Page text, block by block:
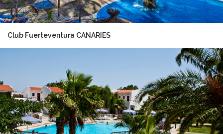
Club Fuerteventura CANARIES